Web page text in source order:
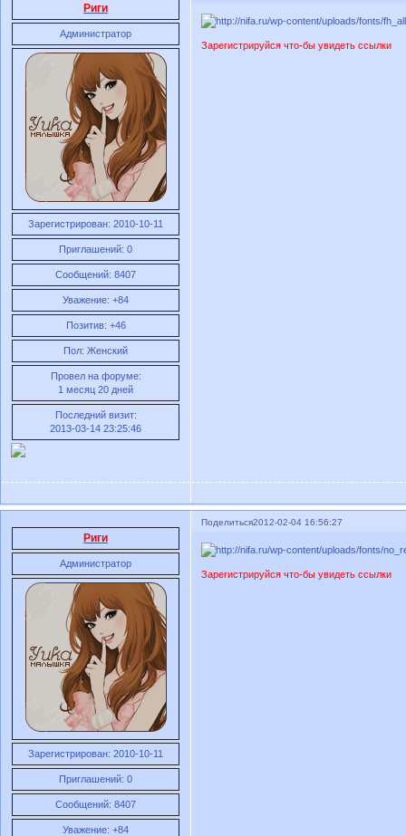
Риги
Администратор
Зарегистрирован: 2010-10-11
Приглашений: 0
Сообщений: 8407
Уважение: +84
Позитив: +46
Пол: Женский
Провел на форуме:
1 месяц 20 дней
Последний визит:
2013-03-14 23:25:46
Зарегистрируйся что-бы увидеть ссылки
Поделиться2012-02-04 16:56:27
Риги
Администратор
Зарегистрирован: 2010-10-11
Приглашений: 0
Сообщений: 8407
Уважение: +84
Зарегистрируйся что-бы увидеть ссылки